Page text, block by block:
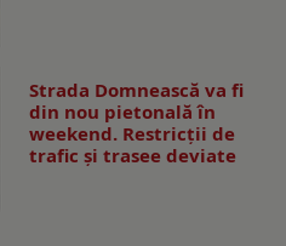
Strada Domnească va fi
din nou pietonală în
weekend. Restricţii de
trafic şi trasee deviate